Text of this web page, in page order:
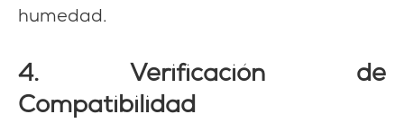
humedad.
4. Verificación de
Compatibilidad